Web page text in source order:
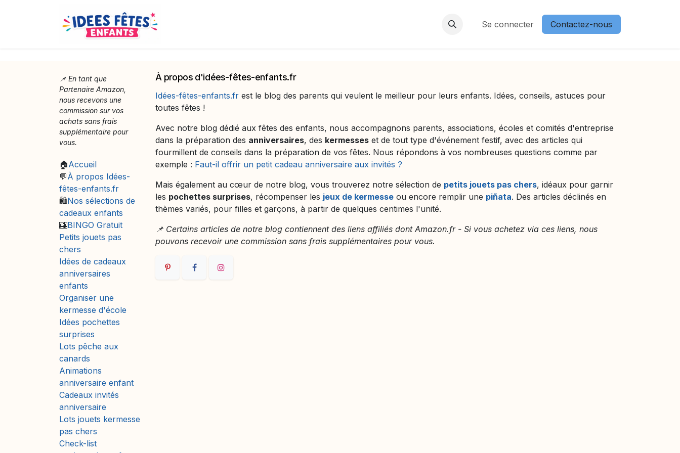
Pochettes surprises enfants Guides d'achats jeux et
Se connecter Contactez-nous
📌 En tant que
Partenaire Amazon,
nous recevons une
commission sur vos
achats sans frais
supplémentaire pour
vous.
🏠Accueil
💬À propos Idées-
fêtes-enfants.fr
🛍️Nos sélections de
cadeaux enfants
🎰BINGO Gratuit
Petits jouets pas
chers
Idées de cadeaux
anniversaires
enfants
Organiser une
kermesse d'école
Idées pochettes
surprises
Lots pêche aux
canards
Animations
anniversaire enfant
Cadeaux invités
anniversaire
Lots jouets kermesse
pas chers
Check-list
À propos d'idées-fêtes-enfants.fr
Idées-fêtes-enfants.fr est le blog des parents qui veulent le meilleur pour leurs enfants. Idées, conseils, astuces pour
toutes fêtes !
Avec notre blog dédié aux fêtes des enfants, nous accompagnons parents, associations, écoles et comités d'entreprise
dans la préparation des anniversaires, des kermesses et de tout type d'événement festif, avec des articles qui
fourmillent de conseils dans la préparation de vos fêtes. Nous répondons à vos nombreuses questions comme par
exemple : Faut-il offrir un petit cadeau anniversaire aux invités ?
Mais également au cœur de notre blog, vous trouverez notre sélection de petits jouets pas chers, idéaux pour garnir
les pochettes surprises, récompenser les jeux de kermesse ou encore remplir une piñata. Des articles déclinés en
thèmes variés, pour filles et garçons, à partir de quelques centimes l'unité.
📌 Certains articles de notre blog contiennent des liens affiliés dont Amazon.fr - Si vous achetez via ces liens, nous
pouvons recevoir une commission sans frais supplémentaires pour vous.